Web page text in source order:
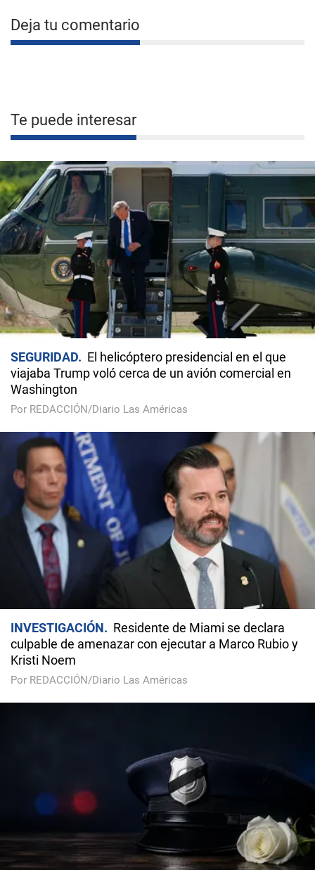
Deja tu comentario
Te puede interesar
SEGURIDAD
El helicóptero presidencial en el que
viajaba Trump voló cerca de un avión comercial en
Washington
Por REDACCIÓN/Diario Las Américas
INVESTIGACIÓN
Residente de Miami se declara
culpable de amenazar con ejecutar a Marco Rubio y
Kristi Noem
Por REDACCIÓN/Diario Las Américas